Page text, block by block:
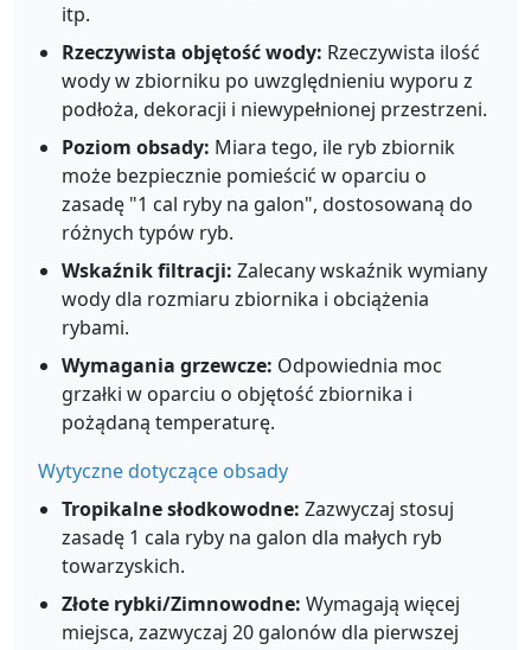
itp.
Rzeczywista objętość wody: Rzeczywista ilość
wody w zbiorniku po uwzględnieniu wyporu z
podłoża, dekoracji i niewypełnionej przestrzeni.
Poziom obsady: Miara tego, ile ryb zbiornik
może bezpiecznie pomieścić w oparciu o
zasadę "1 cal ryby na galon", dostosowaną do
różnych typów ryb.
Wskaźnik filtracji: Zalecany wskaźnik wymiany
wody dla rozmiaru zbiornika i obciążenia
rybami.
Wymagania grzewcze: Odpowiednia moc
grzałki w oparciu o objętość zbiornika i
pożądaną temperaturę.
Wytyczne dotyczące obsady
Tropikalne słodkowodne: Zazwyczaj stosuj
zasadę 1 cala ryby na galon dla małych ryb
towarzyskich.
Złote rybki/Zimnowodne: Wymagają więcej
miejsca, zazwyczaj 20 galonów dla pierwszej